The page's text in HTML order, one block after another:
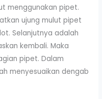
menggunakan pipet.
ujung mulut pipet
Selanjutnya adalah
kembali. Maka
pipet. Dalam
menyesuaikan dengab